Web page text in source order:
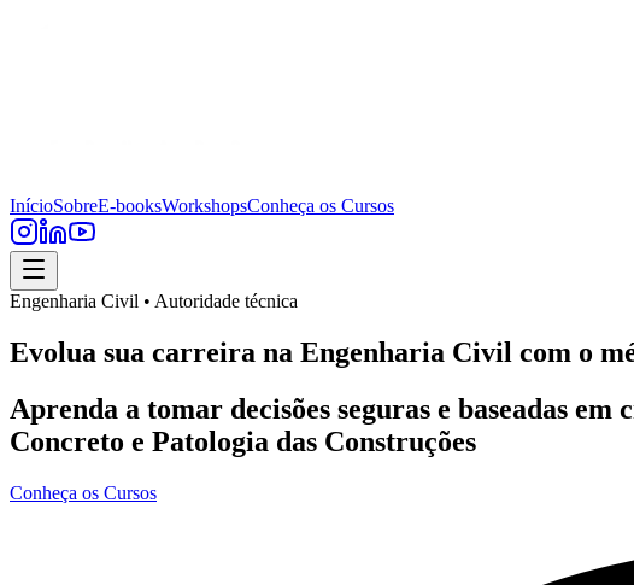
InícioSobreE-booksWorkshopsConheça os Cursos
Engenharia Civil • Autoridade técnica
Evolua sua carreira na Engenharia Civil com o
Aprenda a tomar decisões seguras e baseadas
Concreto e Patologia das Construções
Conheça os Cursos